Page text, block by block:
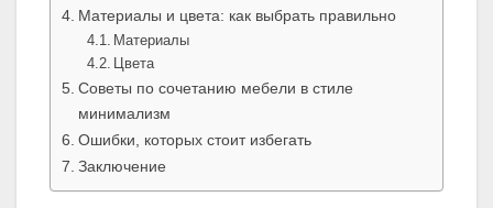
Материалы и цвета: как выбрать правильно
Материалы
Цвета
Советы по сочетанию мебели в стиле
минимализм
Ошибки, которых стоит избегать
Заключение